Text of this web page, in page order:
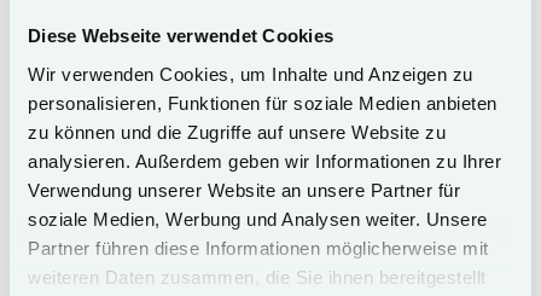
Diese Webseite verwendet Cookies
Wir verwenden Cookies, um Inhalte und Anzeigen zu
personalisieren, Funktionen für soziale Medien anbieten
zu können und die Zugriffe auf unsere Website zu
analysieren. Außerdem geben wir Informationen zu Ihrer
Verwendung unserer Website an unsere Partner für
soziale Medien, Werbung und Analysen weiter. Unsere
Partner führen diese Informationen möglicherweise mit
weiteren Daten zusammen, die Sie ihnen bereitgestellt
+49 (0) 4651 1660
info@hotel-duene.de
Zur Reservierung
Weitere Angebote